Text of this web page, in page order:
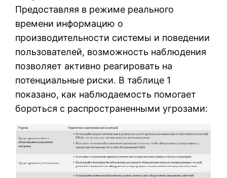
Предоставляя в режиме реального
времени информацию о
производительности системы и поведении
пользователей, возможность наблюдения
позволяет активно реагировать на
потенциальные риски. В таблице 1
показано, как наблюдаемость помогает
бороться с распространенными угрозами: